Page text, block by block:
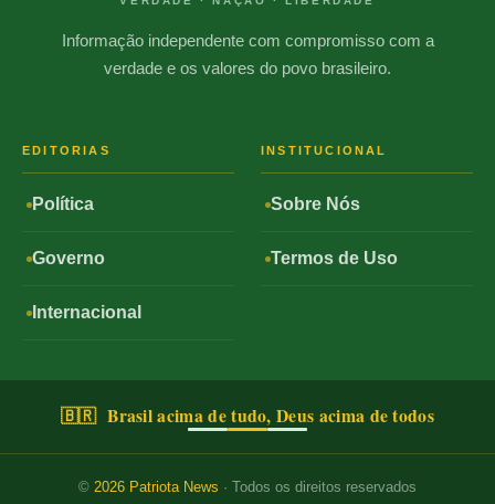
Informação independente com compromisso com a
verdade e os valores do povo brasileiro.
EDITORIAS
Política
Governo
Internacional
INSTITUCIONAL
Sobre Nós
Termos de Uso
🇧🇷 Brasil acima de tudo, Deus acima de todos
© 2026 Patriota News · Todos os direitos reservados